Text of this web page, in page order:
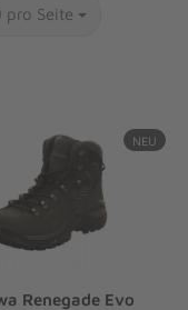
pro Seite
NEU
Renegade Evo